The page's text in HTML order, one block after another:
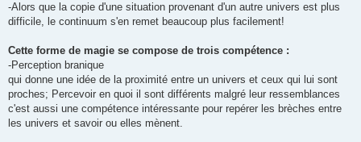
-Alors que la copie d'une situation provenant d'un autre univers est plus
difficile, le continuum s'en remet beaucoup plus facilement!
Cette forme de magie se compose de trois compétence :
-Perception branique
qui donne une idée de la proximité entre un univers et ceux qui lui sont
proches; Percevoir en quoi il sont différents malgré leur ressemblances
c'est aussi une compétence intéressante pour repérer les brèches entre
les univers et savoir ou elles mènent.